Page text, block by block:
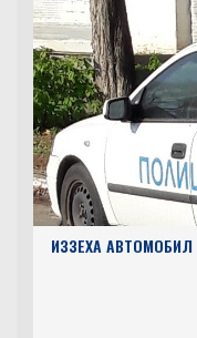
ИЗЗЕХА